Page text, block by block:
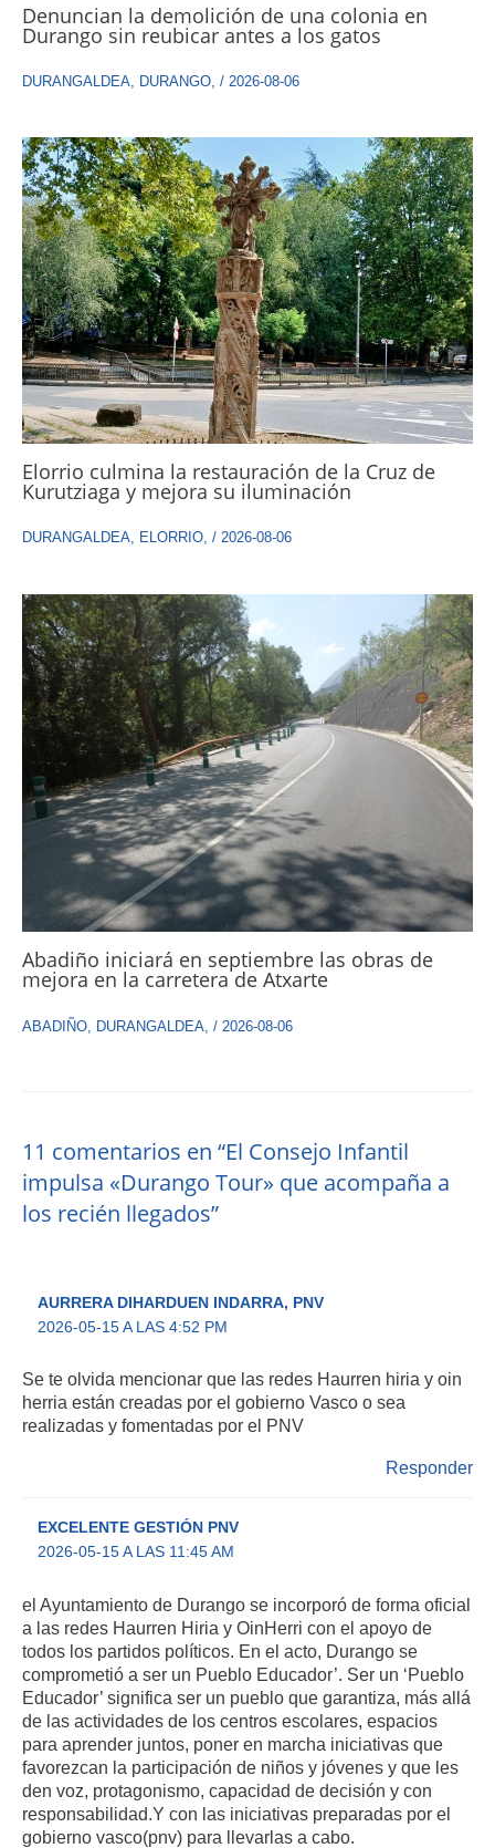
Denuncian la demolición de una colonia en
Durango sin reubicar antes a los gatos
DURANGALDEA DURANGO / 2026-08-06
Elorrio culmina la restauración de la Cruz de
Kurutziaga y mejora su iluminación
DURANGALDEA, ELORRIO, / 2026-08-06
Abadiño iniciará en septiembre las obras de
mejora en la carretera de Atxarte
ABADIÑO DURANGALDEA / 2026-08-06
11 comentarios en “El Consejo Infantil
impulsa «Durango Tour» que acompaña a
los recién llegados”
AURRERA DIHARDUEN INDARRA, PNV
2026-05-15 A LAS 4:52 PM
Se te olvida mencionar que las redes Haurren hiria y oin
herria están creadas por el gobierno Vasco o sea
realizadas y fomentadas por el PNV
Responder
EXCELENTE GESTIÓN PNV
2026-05-15 A LAS 11:45 AM
el Ayuntamiento de Durango se incorporó de forma oficial
a las redes Haurren Hiria y OinHerri con el apoyo de
todos los partidos políticos. En el acto, Durango se
comprometió a ser un Pueblo Educador’. Ser un ‘Pueblo
Educador’ significa ser un pueblo que garantiza, más allá
de las actividades de los centros escolares, espacios
para aprender juntos, poner en marcha iniciativas que
favorezcan la participación de niños y jóvenes y que les
den voz, protagonismo, capacidad de decisión y con
responsabilidad.Y con las iniciativas preparadas por el
gobierno vasco(pnv) para llevarlas a cabo.